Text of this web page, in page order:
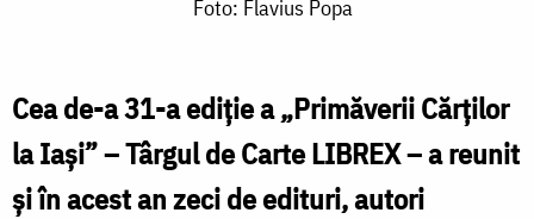
Foto: Flavius Popa
Cea de-a 31-a ediție a „Primăverii Cărților
la Iași” – Târgul de Carte LIBREX – a reunit
și în acest an zeci de edituri, autori